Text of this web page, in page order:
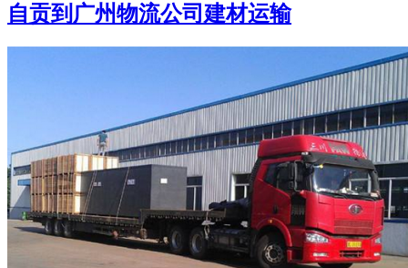
自贡到广州物流公司建材运输